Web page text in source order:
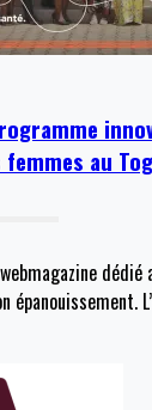
au
dédié